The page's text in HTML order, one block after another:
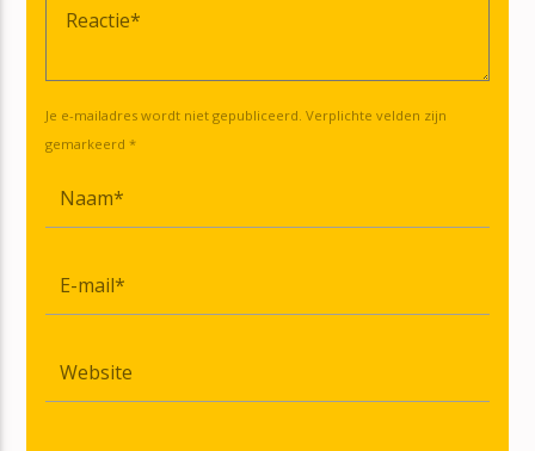
Je e-mailadres wordt niet gepubliceerd. Verplichte velden zijn
gemarkeerd *